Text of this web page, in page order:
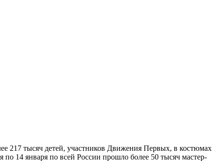
217 тысяч детей, участников Движения Первых, в костюмах
14 января по всей России прошло более 50 тысяч мастер-